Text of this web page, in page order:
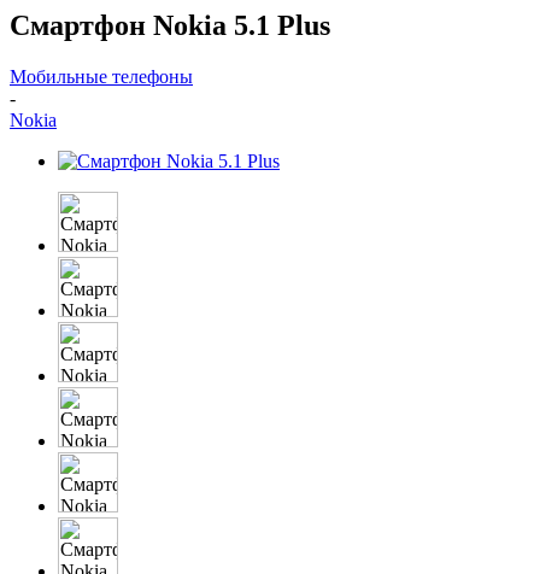
Смартфон Nokia 5.1 Plus
Мобильные телефоны
-
Nokia